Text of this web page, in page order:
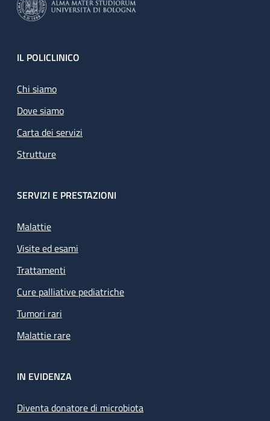
Footer
IL POLICLINICO
Chi siamo
Dove siamo
Carta dei servizi
Strutture
SERVIZI E PRESTAZIONI
Malattie
Visite ed esami
Trattamenti
Cure palliative pediatriche
Tumori rari
Malattie rare
IN EVIDENZA
Diventa donatore di microbiota